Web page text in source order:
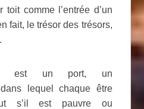
toit comme l’entrée d’un
fait, le trésor des trésors,
est un port, un
lequel chaque être
s’il est pauvre ou